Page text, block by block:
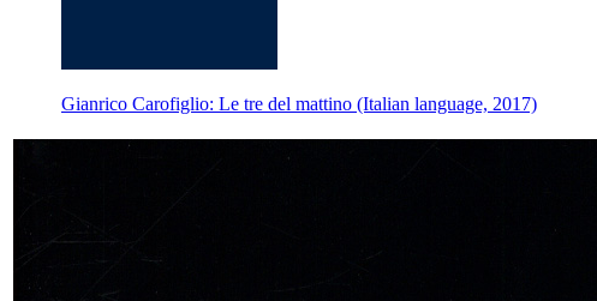
Gianrico Carofiglio: Le tre del mattino (Italian language, 2017)